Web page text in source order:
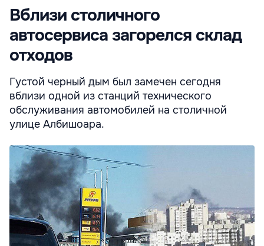
Вблизи столичного
автосервиса загорелся склад
отходов
Густой черный дым был замечен сегодня
вблизи одной из станций технического
обслуживания автомобилей на столичной
улице Албишоара.